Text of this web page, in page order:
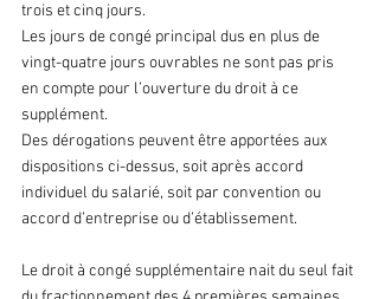
trois et cinq jours.
Les jours de congé principal dus en plus de
vingt-quatre jours ouvrables ne sont pas pris
en compte pour l’ouverture du droit à ce
supplément.
Des dérogations peuvent être apportées aux
dispositions ci-dessus, soit après accord
individuel du salarié, soit par convention ou
accord d’entreprise ou d’établissement.
Le droit à congé supplémentaire nait du seul fait